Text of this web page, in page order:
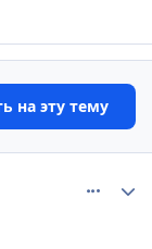
на эту тему